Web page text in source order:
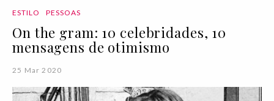
ESTILO PESSOAS
On the gram: 10 celebridades, 10
mensagens de otimismo
25 Mar 2020